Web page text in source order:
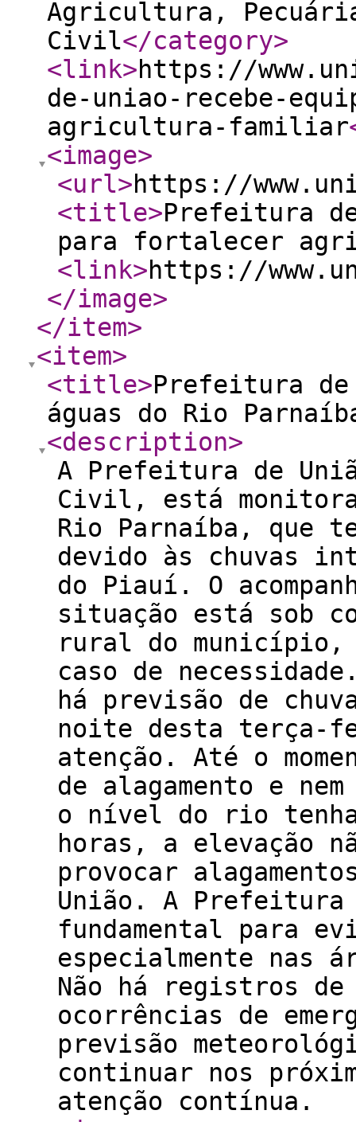
Agricultura,
Civil</category>
<link>https://
de-uniao-recebe-
agricultura-familiar
<image>
<url>https://
<title>Prefeitura
para fortalecer
<link>https://
</image>
</item>
<item>
<title>Prefeitura
águas do Rio
<description>
A Prefeitura de
Civil, está
Rio Parnaíba, que
devido às chuvas
do Piauí. O
situação está sob
rural do
caso de
há previsão de
noite desta terça-
atenção. Até o
de alagamento e
o nível do rio
horas, a elevação
provocar
União. A Prefeitura
fundamental para
especialmente nas
Não há registros
ocorrências de
previsão
continuar nos
atenção contínua.